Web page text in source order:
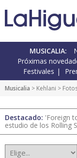
MUSICALIA:
Próximas
Festivales
Musicalia > Kehlani >
Destacado: 'Foreign
estudio de los Rolling